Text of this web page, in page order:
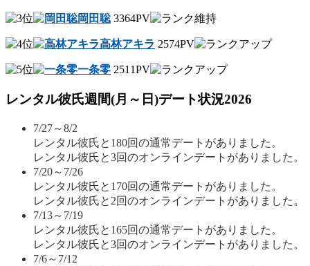
岡田聡3364PV
高林アキラ 2574PV
一条零 2511PV
レンタル彼氏週間(月～日)デート状況2026
7/27～8/2
レンタル彼氏と180回の通常デートがありました。
レンタル彼氏と3回のオンラインデートがありました。
7/20～7/26
レンタル彼氏と170回の通常デートがありました。
レンタル彼氏と2回のオンラインデートがありました。
7/13～7/19
レンタル彼氏と165回の通常デートがありました。
レンタル彼氏と3回のオンラインデートがありました。
7/6～7/12